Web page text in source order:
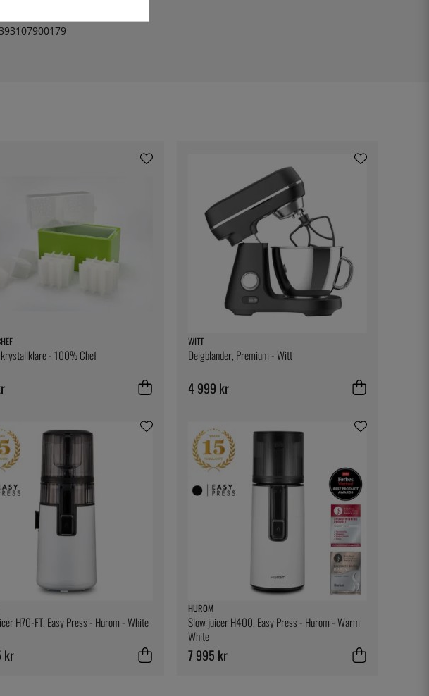
- 100% Chef
WITT
Deigblander, Premium - Witt
4 999 kr
H70-FT, Easy Press - Hurom - White
kr
HUROM
Slow juicer H400, Easy Press - Hurom - Warm
White
7 995 kr